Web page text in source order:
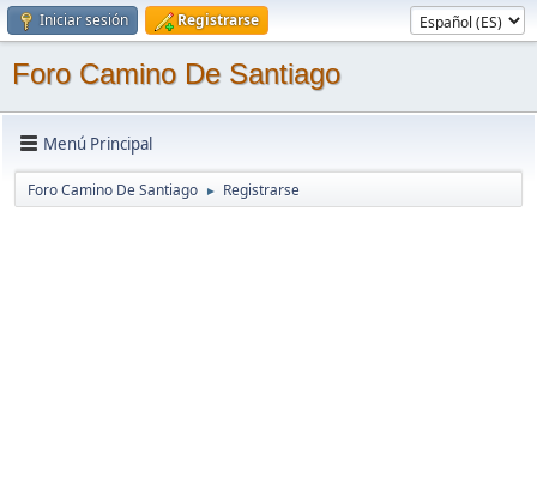
Iniciar sesión Registrarse
Foro Camino De Santiago
Menú Principal
Foro Camino De Santiago ► Registrarse